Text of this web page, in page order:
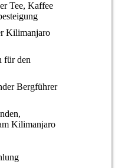
Tee, Kaffee
Kilimanjaro
für den
Bergführer
Kilimanjaro